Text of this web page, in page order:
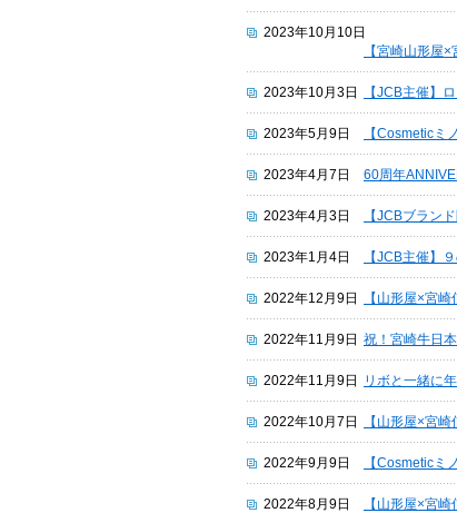
2023年10月10日
【宮崎山形屋
2023年10月3日 【JCB主催】
2023年5月9日 【Cosmeticミ
2023年4月7日 60周年
2023年4月3日 【JCBブラン
2023年1月4日 【JCB主催】
2022年12月9日 【山形屋×宮
2022年11月9日 祝！宮崎牛日
2022年11月9日 リボと一緒に
2022年10月7日 【山形屋×宮
2022年9月9日 【Cosmeticミ
2022年8月9日 【山形屋×宮